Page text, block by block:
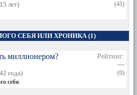
лет) (45)
СЕБЯ ИЛИ ХРОНИКА (1)
миллионером?
года)
себя
Рейтинг:
—
(0)